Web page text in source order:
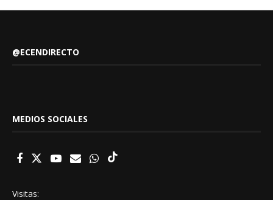
@ECENDIRECTO
MEDIOS SOCIALES
Visitas: